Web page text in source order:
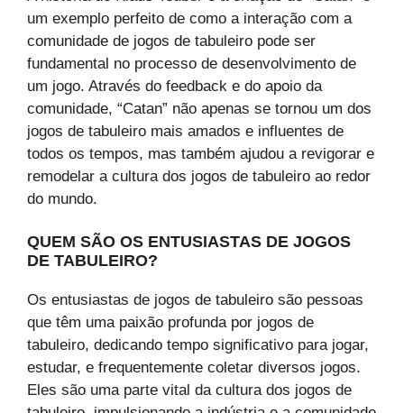
um exemplo perfeito de como a interação com a
comunidade de jogos de tabuleiro pode ser
fundamental no processo de desenvolvimento de
um jogo. Através do feedback e do apoio da
comunidade, “Catan” não apenas se tornou um dos
jogos de tabuleiro mais amados e influentes de
todos os tempos, mas também ajudou a revigorar e
remodelar a cultura dos jogos de tabuleiro ao redor
do mundo.
QUEM SÃO OS ENTUSIASTAS DE JOGOS
DE TABULEIRO?
Os entusiastas de jogos de tabuleiro são pessoas
que têm uma paixão profunda por jogos de
tabuleiro, dedicando tempo significativo para jogar,
estudar, e frequentemente coletar diversos jogos.
Eles são uma parte vital da cultura dos jogos de